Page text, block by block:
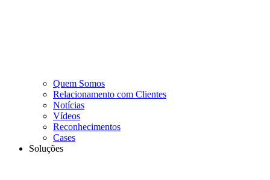
Quem Somos
Relacionamento com Clientes
Notícias
Vídeos
Reconhecimentos
Cases
Soluções